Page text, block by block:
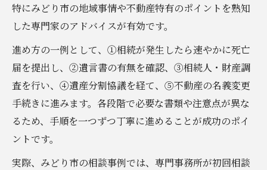
特にみどり市の地域事情や不動産特有のポイントを熟知
した専門家のアドバイスが有効です。
進め方の一例として、①相続が発生したら速やかに死亡
届を提出し、②遺言書の有無を確認、③相続人・財産調
査を行い、④遺産分割協議を経て、⑤不動産の名義変更
手続きに進みます。各段階で必要な書類や注意点が異な
るため、手順を一つずつ丁寧に進めることが成功のポイ
ントです。
実際、みどり市の相談事例では、専門事務所が初回相談